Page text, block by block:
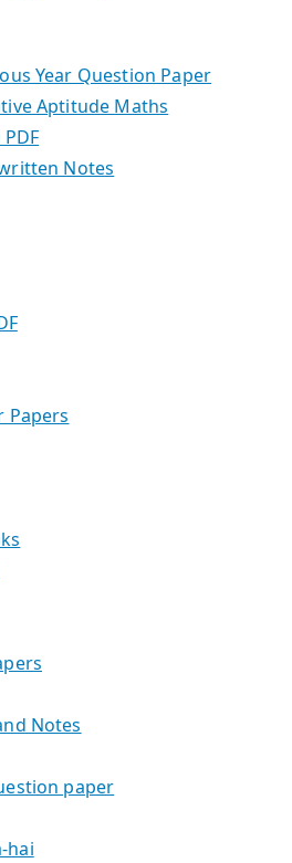
Year Question Paper
Aptitude Maths
Notes
Papers
Notes
paper
hai